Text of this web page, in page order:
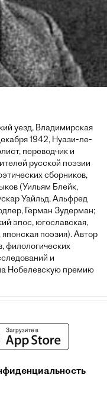
уезд, Владимирская
1942, Нуази-ле-
переводчик и
русской поэзии
сборников,
(Уильям Блейк,
Уайльд, Альфред
Герман Зудерман;
эпос, югославская,
поэзия). Автор
филологических
и
Нобелевскую премию